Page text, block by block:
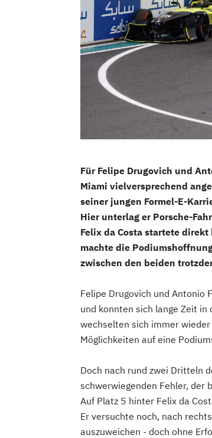
Für Felipe Drugovich und
Miami vielversprechend
seiner jungen Formel-E-
Hier unterlag er Porsche-
Felix da Costa startete
machte die
zwischen den beiden
Felipe Drugovich und Antonio
und konnten sich lange Zeit
wechselten sich immer wieder
Möglichkeiten auf eine
Doch nach rund zwei Dritteln
schwerwiegenden Fehler, der
Auf Platz 5 hinter Felix da
Er versuchte noch, nach
auszuweichen - doch ohne